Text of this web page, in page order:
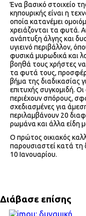
Ένα βασικό στοιχείο
κηπουρικής είναι η
οποία κατανέμει
χρειάζονται τα φυτά.
ανάπτυξη άλγης και
υγιεινό περιβάλλον,
φυσικά μυρωδικά και
βοηθά τους χρήστες να
τα φυτά τους,
βήμα της διαδικασίας
επιτυχής συγκομιδή.
περιέχουν σπόρους,
σχεδιασμένες για
περιλαμβάνουν 20
ρωμάνα και άλλα είδη
Ο πρώτος οικιακός
παρουσιαστεί κατά τη
10 Ιανουαρίου.
Διάβασε επίσης